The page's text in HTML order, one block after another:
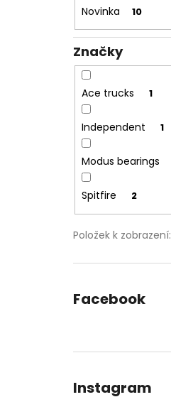
Novinka 10
Značky
Ace trucks 1
Independent 1
Modus bearings
Spitfire 2
Položek k zobrazení:
Facebook
Instagram